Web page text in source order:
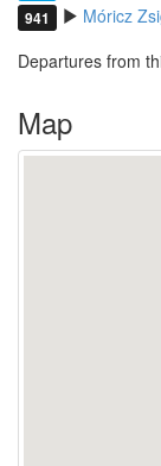
941
Móricz
Departures from
Map